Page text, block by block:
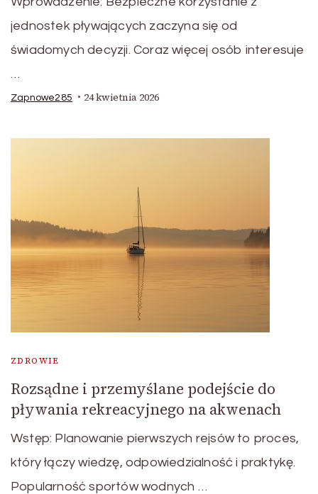
jednostek pływających zaczyna się od
świadomych decyzji. Coraz więcej osób interesuje
…
Zapnowe285 24 kwietnia 2026
ZDROWIE
Rozsądne i przemyślane podejście do
pływania rekreacyjnego na akwenach
Wstęp: Planowanie pierwszych rejsów to proces,
który łączy wiedzę, odpowiedzialność i praktykę.
Popularność sportów wodnych …